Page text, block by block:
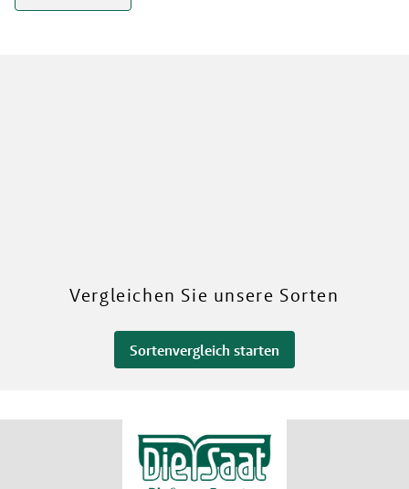
Mehr über unsere Sorten
Vergleichen Sie unsere Sorten
Sortenvergleich starten